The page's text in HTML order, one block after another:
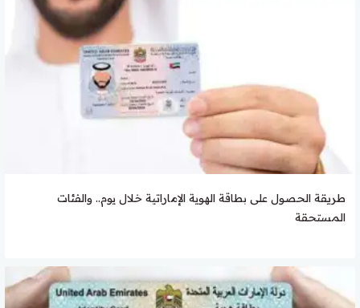
طريقة الحصول على بطاقة الهوية الإماراتية خلال يوم.. والفئات
المستحقة